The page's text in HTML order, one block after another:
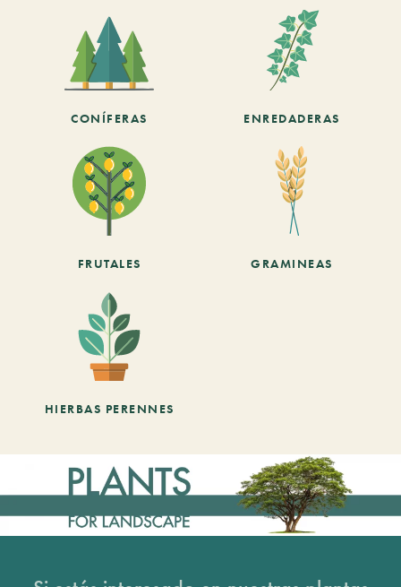
CONÍFERAS ENREDADERAS
FRUTALES GRAMINEAS
HIERBAS PERENNES